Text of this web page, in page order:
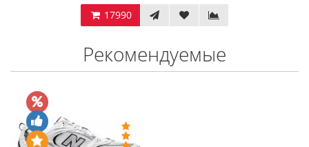
17990
Рекомендуемые